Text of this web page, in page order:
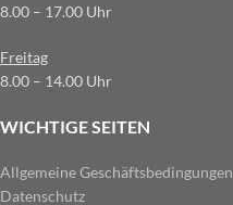
8.00 – 17.00 Uhr
Freitag
8.00 – 14.00 Uhr
WICHTIGE SEITEN
Allgemeine Geschäftsbedingungen
Datenschutz